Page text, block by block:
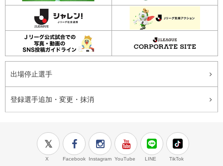
出場停止選手
登録選手追加・変更・抹消
X Facebook Instagram YouTube LINE TikTok